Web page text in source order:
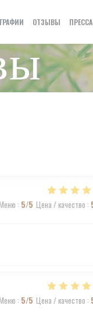
ОТЗЫВЫ ПРЕССА
Меню : 5/5 Цена / качество :
Меню : 5/5 Цена / качество :